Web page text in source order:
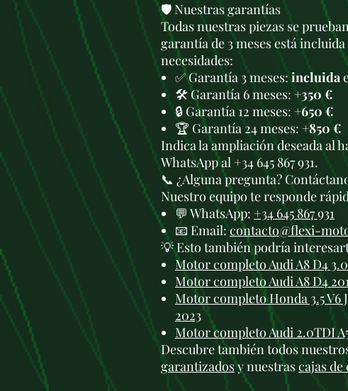
🛡️ Nuestras garantías
Todas nuestras piezas se
garantía de 3 meses está
necesidades:
✅ Garantía 3 meses: incluida
🛠️ Garantía 6 meses: +350 €
🔒 Garantía 12 meses: +650 €
🏆 Garantía 24 meses: +850 €
Indica la ampliación deseada al
WhatsApp al +34 645 867 931.
📞 ¿Alguna pregunta?
Nuestro equipo te responde
💬 WhatsApp: +34 645 867 931
📧 Email:contacto@flexi-
💡 Esto también podría
Motor completo Audi A8 D4
Motor completo Audi A8 D4
Motor completo Honda 3.5 V6
2023
Motor completo Audi 2.0TDI
Descubre también todos
garantizadosy nuestrascajas